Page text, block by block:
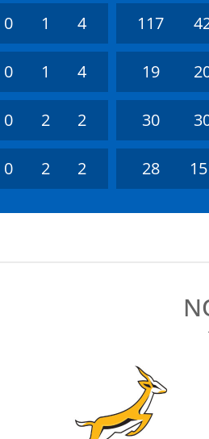
0 1 4 117
0 1 4 19
0 2 2 30
0 2 2 28